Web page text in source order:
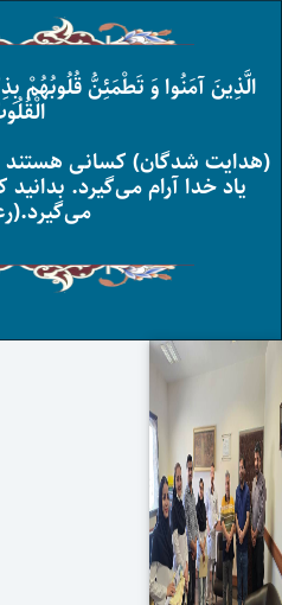
الَّذِینَ آمَنُوا وَ تَطْمَئِنُّ قُلُوبُهُمْ
(هدایت شدگان) کسانى هستند
یاد خدا آرام مى‌گیرد. بدانید